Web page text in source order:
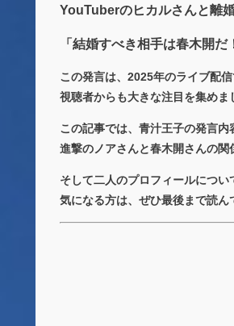
YouTuberのヒカルさんと離
「結婚すべき相手は春木開
この発言は、2025年のライブ配信
視聴者からも大きな注目を集めま
この記事では、青汁王子の発言内
進撃のノアさんと春木開さんの関
そして二人のプロフィールについ
気になる方は、ぜひ最後まで読ん